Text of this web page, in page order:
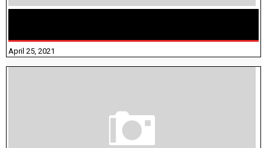
April 25, 2021